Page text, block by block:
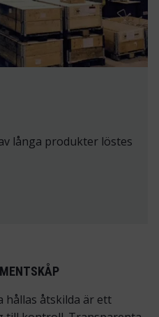
långa produkter löstes
hållas åtskilda är ett